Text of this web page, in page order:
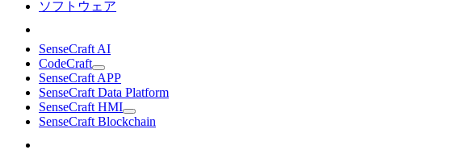
ソフトウェア
SenseCraft AI
CodeCraft
SenseCraft APP
SenseCraft Data Platform
SenseCraft HMI
SenseCraft Blockchain